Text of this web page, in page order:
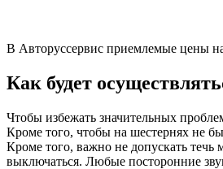
В Авторуссервис приемлемые цены на
Как будет
Чтобы избежать значительных
Кроме того, чтобы на шестернях не
Кроме того, важно не допускать течь
выключаться. Любые посторонние